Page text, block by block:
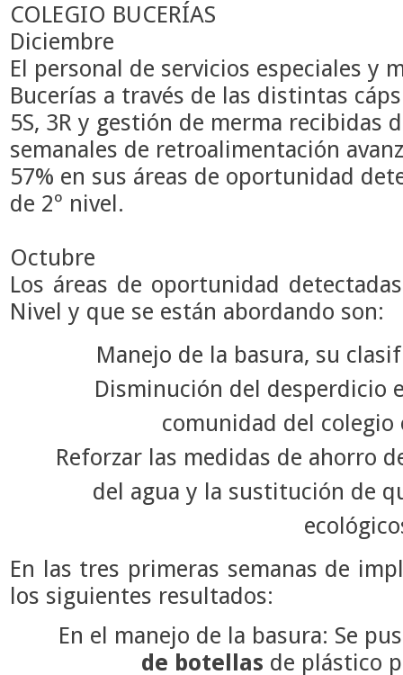
COLEGIO BUCERÍAS
Diciembre
El personal de servicios especiales y
Bucerías a través de las distintas
5S, 3R y gestión de merma recibidas
semanales de retroalimentación
57% en sus áreas de oportunidad
de 2º nivel.
Octubre
Los áreas de oportunidad
Nivel y que se están abordando son:
Manejo de la basura, su
Disminución del desperdicio
comunidad del
Reforzar las medidas de ahorro
del agua y la sustitución de
En las tres primeras semanas de
los siguientes resultados:
En el manejo de la basura: Se
de botellas de plástico